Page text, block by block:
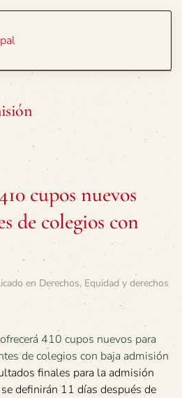
cupos nuevos
de colegios con
en Derechos, Equidad y derechos
finales para la admisión
definirán 11 días después de